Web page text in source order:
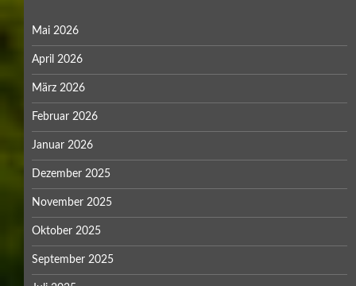
Mai 2026
April 2026
März 2026
Februar 2026
Januar 2026
Dezember 2025
November 2025
Oktober 2025
September 2025